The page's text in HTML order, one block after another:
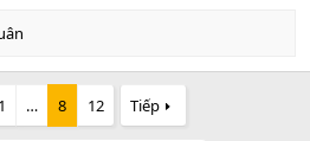
1 … 8 12 Tiếp